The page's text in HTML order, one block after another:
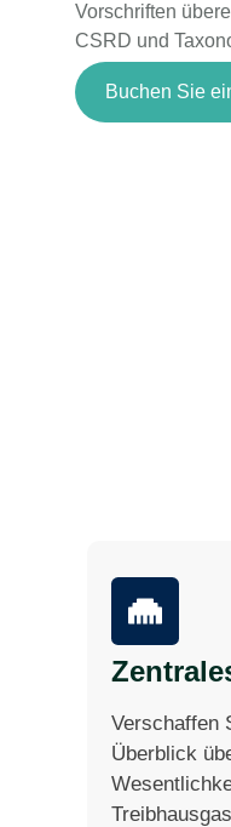
Vorschriften
CSRD und
Buchen Sie
Verschaffen
Überblick